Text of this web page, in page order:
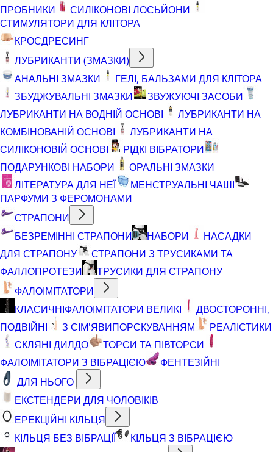
ПРОБНИКИ
СИЛІКОНОВІ ЛОСЬЙОНИ
СТИМУЛЯТОРИ ДЛЯ КЛІТОРА
КРОСДРЕСИНГ
ЛУБРИКАНТИ (ЗМАЗКИ)
АНАЛЬНІ ЗМАЗКИ
ГЕЛІ, БАЛЬЗАМИ ДЛЯ КЛІТОРА
ЗБУДЖУВАЛЬНІ ЗМАЗКИ
ЗВУЖУЮЧІ ЗАСОБИ
ЛУБРИКАНТИ НА ВОДНІЙ ОСНОВІ
ЛУБРИКАНТИ НА
КОМБІНОВАНІЙ ОСНОВІ
ЛУБРИКАНТИ НА
СИЛІКОНОВІЙ ОСНОВІ
РІДКІ ВІБРАТОРИ
ПОДАРУНКОВІ НАБОРИ
ОРАЛЬНІ ЗМАЗКИ
ЛІТЕРАТУРА ДЛЯ НЕЇ
МЕНСТРУАЛЬНІ ЧАШІ
ПАРФУМИ З ФЕРОМОНАМИ
СТРАПОНИ
БЕЗРЕМІННІ СТРАПОНИ
НАБОРИ
НАСАДКИ
ДЛЯ СТРАПОНУ
СТРАПОНИ З ТРУСИКАМИ ТА
ФАЛЛОПРОТЕЗИ
ТРУСИКИ ДЛЯ СТРАПОНУ
ФАЛОІМІТАТОРИ
КЛАСИЧНІФАЛОІМІТАТОРИ ВЕЛИКІ
ДВОСТОРОННІ,
ПОДВІЙНІ
З СІМ'ЯВИПОРСКУВАННЯМ
РЕАЛІСТИКИ
СКЛЯНІ ДИЛДО
ТОРСИ ТА ПІВТОРСИ
ФАЛОІМІТАТОРИ З ВІБРАЦІЄЮ
ФЕНТЕЗІЙНІ
ДЛЯ НЬОГО
ЕКСТЕНДЕРИ ДЛЯ ЧОЛОВІКІВ
ЕРЕКЦІЙНІ КІЛЬЦЯ
КІЛЬЦЯ БЕЗ ВІБРАЦІЇ
КІЛЬЦЯ З ВІБРАЦІЄЮ